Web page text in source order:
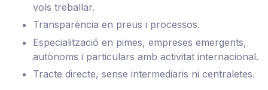
vols treballar.
Transparència en preus i processos.
Especialització en pimes, empreses emergents,
autònoms i particulars amb activitat internacional.
Tracte directe, sense intermediaris ni centraletes.